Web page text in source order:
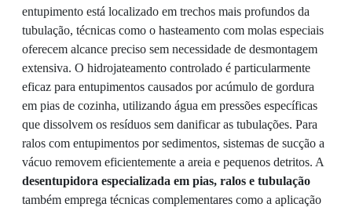
entupimento está localizado em trechos mais profundos da
tubulação, técnicas como o hasteamento com molas especiais
oferecem alcance preciso sem necessidade de desmontagem
extensiva. O hidrojateamento controlado é particularmente
eficaz para entupimentos causados por acúmulo de gordura
em pias de cozinha, utilizando água em pressões específicas
que dissolvem os resíduos sem danificar as tubulações. Para
ralos com entupimentos por sedimentos, sistemas de sucção a
vácuo removem eficientemente a areia e pequenos detritos. A
desentupidora especializada em pias, ralos e tubulação
também emprega técnicas complementares como a aplicação